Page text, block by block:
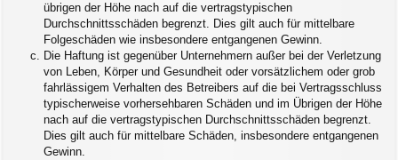
übrigen der Höhe nach auf die vertragstypischen
Durchschnittsschäden begrenzt. Dies gilt auch für mittelbare
Folgeschäden wie insbesondere entgangenen Gewinn.
Die Haftung ist gegenüber Unternehmern außer bei der Verletzung
von Leben, Körper und Gesundheit oder vorsätzlichem oder grob
fahrlässigem Verhalten des Betreibers auf die bei Vertragsschluss
typischerweise vorhersehbaren Schäden und im Übrigen der Höhe
nach auf die vertragstypischen Durchschnittsschäden begrenzt.
Dies gilt auch für mittelbare Schäden, insbesondere entgangenen
Gewinn.